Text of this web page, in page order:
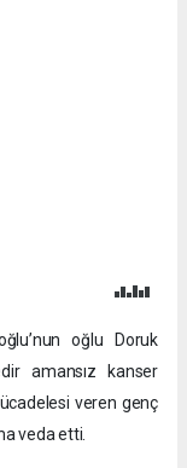
oğlu Doruk
amansız kanser
veren genç
veda etti.